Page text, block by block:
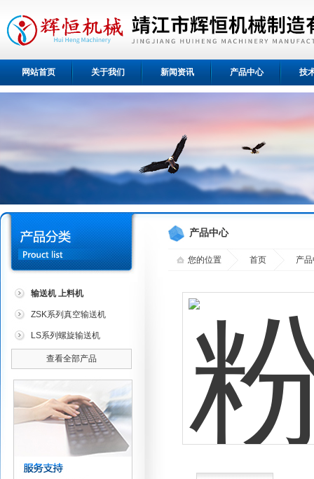
网站首页 关于我们 新闻资讯 产品中心 技
输送机 上料机
ZSK系列真空输送机
LS系列螺旋输送机
查看全部产品
产品中心
您的位置 首页 产